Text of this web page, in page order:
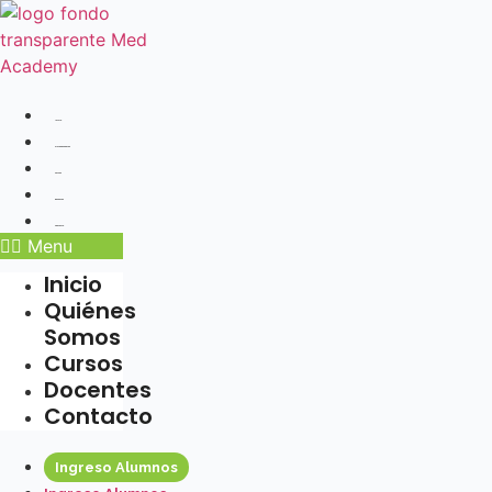
Ir
al
contenido
Menu
Inicio
Quiénes
Somos
Cursos
Docentes
Contacto
Ingreso Alumnos